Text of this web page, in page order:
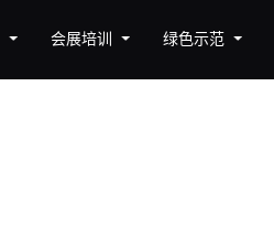
会展培训 绿色示范